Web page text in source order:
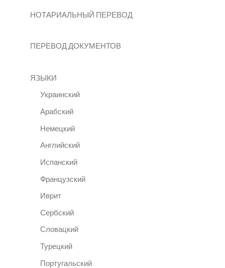
НОТАРИАЛЬНЫЙ ПЕРЕВОД
ПЕРЕВОД ДОКУМЕНТОВ
ЯЗЫКИ
Украинский
Арабский
Немецкий
Английский
Испанский
Французский
Иврит
Сербский
Словацкий
Турецкий
Португальский